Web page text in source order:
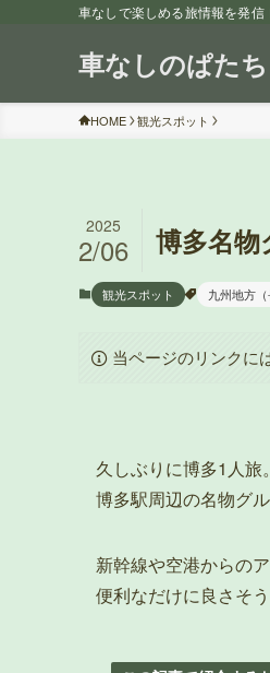
車なしで楽しめる旅情報を発信
車なしのぱた
HOME 観光スポット
博多名物
2025
2/06
観光スポット 九州地方（
当ページのリンクに
久しぶりに博多1人旅。
博多駅周辺の名物グ
新幹線や空港からの
便利なだけに良さそ